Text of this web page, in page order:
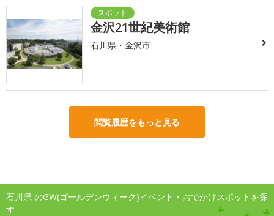
金沢21世紀美術館
石川県・金沢市
閲覧履歴をもっと見る
石川県 のGW(ゴールデンウィーク)イベント・おでかけスポットを探
す